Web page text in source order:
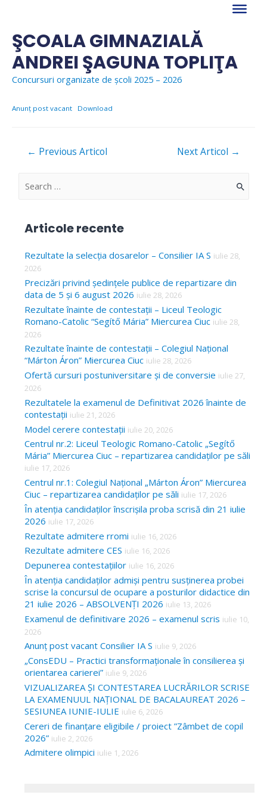
content
ŞCOALA GIMNAZIALĂ
ANDREI ŞAGUNA TOPLIŢA
Concursuri organizate de școli 2025 – 2026
Anunț post vacant Download
Navigare
← Previous Articol Next Articol →
S
c
h
f
o
r
:
Articole recente
Rezultate la selecția dosarelor – Consilier IA S iulie 28,
2026
Precizări privind ședințele publice de repartizare din
data de 5 și 6 august 2026 iulie 28, 2026
Rezultate înainte de contestații – Liceul Teologic
Romano-Catolic “Segítő Mária” Miercurea Ciuc iulie 28,
2026
Rezultate înainte de contestații – Colegiul Național
“Márton Áron” Miercurea Ciuc iulie 28, 2026
Ofertă cursuri postuniversitare și de conversie iulie 27,
2026
Rezultatele la examenul de Definitivat 2026 înainte de
contestații iulie 21, 2026
Model cerere contestații iulie 20, 2026
Centrul nr.2: Liceul Teologic Romano-Catolic „Segítő
Mária” Miercurea Ciuc – repartizarea candidaților pe săli
iulie 17, 2026
Centrul nr.1: Colegiul Național „Márton Áron” Miercurea
Ciuc – repartizarea candidaților pe săli iulie 17, 2026
În atenția candidaților înscrișila proba scrisă din 21 iulie
2026 iulie 17, 2026
Rezultate admitere rromi iulie 16, 2026
Rezultate admitere CES iulie 16, 2026
Depunerea contestațiilor iulie 16, 2026
În atenția candidaților admiși pentru susținerea probei
scrise la concursul de ocupare a posturilor didactice din
21 iulie 2026 – ABSOLVENȚI 2026 iulie 13, 2026
Examenul de definitivare 2026 – examenul scris iulie 10,
2026
Anunț post vacant Consilier IA S iulie 9, 2026
„ConsEDU – Practici transformaționale în consilierea și
orientarea carierei” iulie 9, 2026
VIZUALIZAREA ȘI CONTESTAREA LUCRĂRILOR SCRISE
LA EXAMENUUL NAȚIONAL DE BACALAUREAT 2026 –
SESIUNEA IUNIE-IULIE iulie 6, 2026
Cereri de finanțare eligibile / proiect ”Zâmbet de copil
2026” iulie 2, 2026
Admitere olimpici iulie 1, 2026